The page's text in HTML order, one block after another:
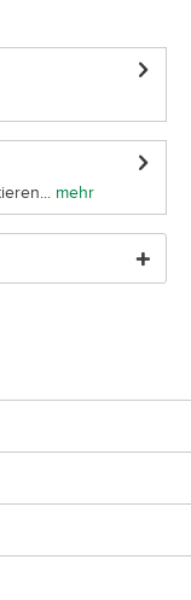
mehr